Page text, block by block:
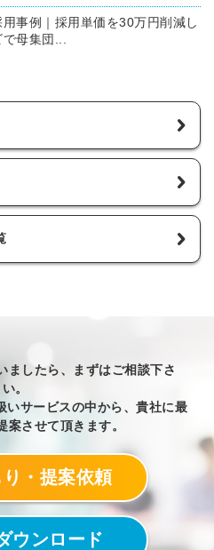
事例｜採用単価を30万円削減し
母集団...
ましたら、まずはご相談下さ
い。
いサービスの中から、貴社に最
案させて頂きます。
り・提案依頼
ウンロード